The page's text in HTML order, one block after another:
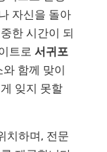
자신을 돌아
한 시간이 되
트로 서귀포
함께 맞이
잊지 못할
치하며, 전문